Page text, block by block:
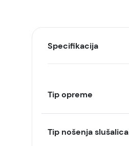
Specifikacija
Tip opreme
Tip nošenja slušalica